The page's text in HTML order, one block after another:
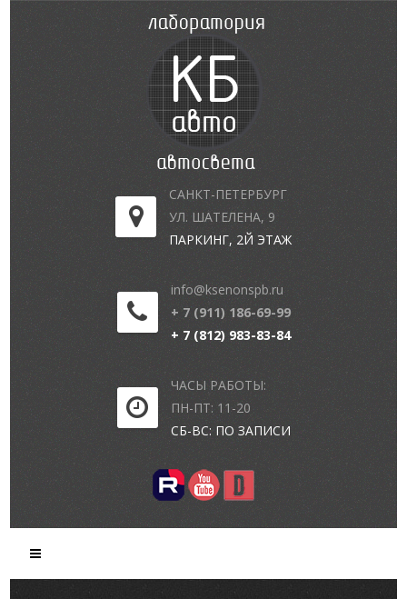
САНКТ-ПЕТЕРБУРГ
УЛ. ШАТЕЛЕНА, 9
ПАРКИНГ, 2Й ЭТАЖ
info@ksenonspb.ru
+ 7 (911) 186-69-99
+ 7 (812) 983-83-84
ЧАСЫ РАБОТЫ:
ПН-ПТ: 11-20
СБ-ВС: ПО ЗАПИСИ